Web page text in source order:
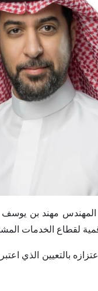
مهند بن يوسف
لقطاع الخدمات
بالتعيين الذي